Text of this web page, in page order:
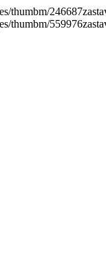
thumbm/
thumbm/